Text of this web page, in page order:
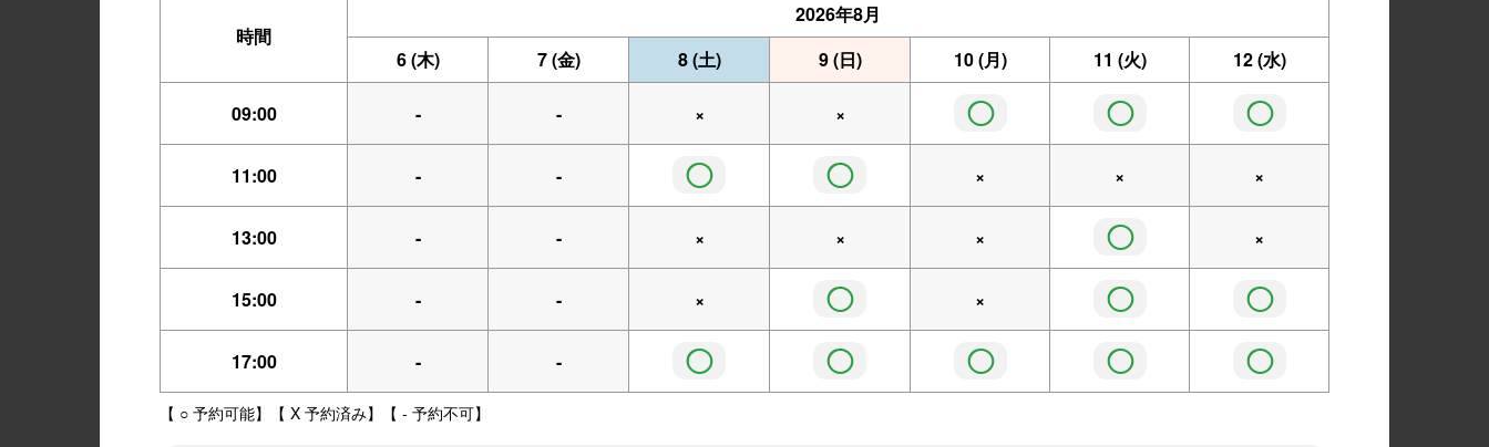
時間
2026年8月
6(木) 7(金) 8(土) 9(日) 10(月) 11 (火) 12(水)
09:00 - - × × ◯ ◯ ◯
11:00 - - ◯ ◯ × × ×
13:00 - - × × × ◯ ×
15:00 - - × ◯ × ◯ ◯
17:00 - - ◯ ◯ ◯ ◯ ◯
【 ○ 予約可能】【 X 予約済み】【 - 予約不可】